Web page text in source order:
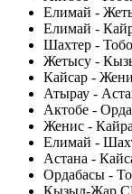
Елимай -
Елимай -
Шахтер -
Жетысу -
Кайсар -
Атырау -
Актобе -
Женис -
Елимай -
Астана -
Ордабасы -